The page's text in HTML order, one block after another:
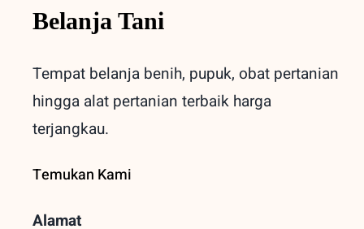
Belanja Tani
Tempat belanja benih, pupuk, obat pertanian
hingga alat pertanian terbaikharga
terjangkau.
Temukan Kami
Alamat